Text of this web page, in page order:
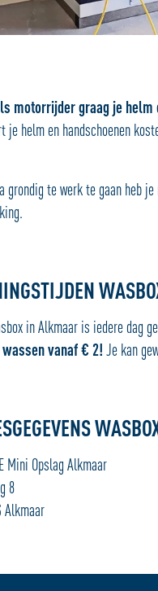
motorrijder graag je helm
je helm en handschoenen
grondig te werk te gaan heb
in Alkmaar is iedere dag
vanaf € 2! Je kan
Mini Opslag Alkmaar
8
Alkmaar